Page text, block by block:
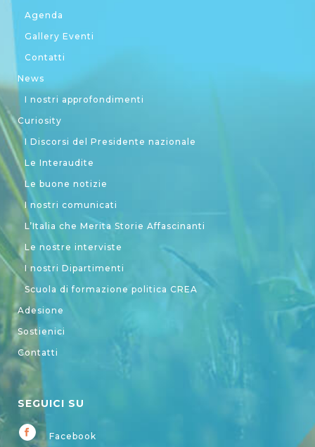
Agenda
Gallery Eventi
Contatti
News
I nostri approfondimenti
Curiosity
I Discorsi del Presidente nazionale
Le Interaudite
Le buone notizie
I nostri comunicati
L’Italia che Merita Storie Affascinanti
Le nostre interviste
I nostri Dipartimenti
Scuola di formazione politica CREA
Adesione
Sostienici
Contatti
SEGUICI SU
Facebook